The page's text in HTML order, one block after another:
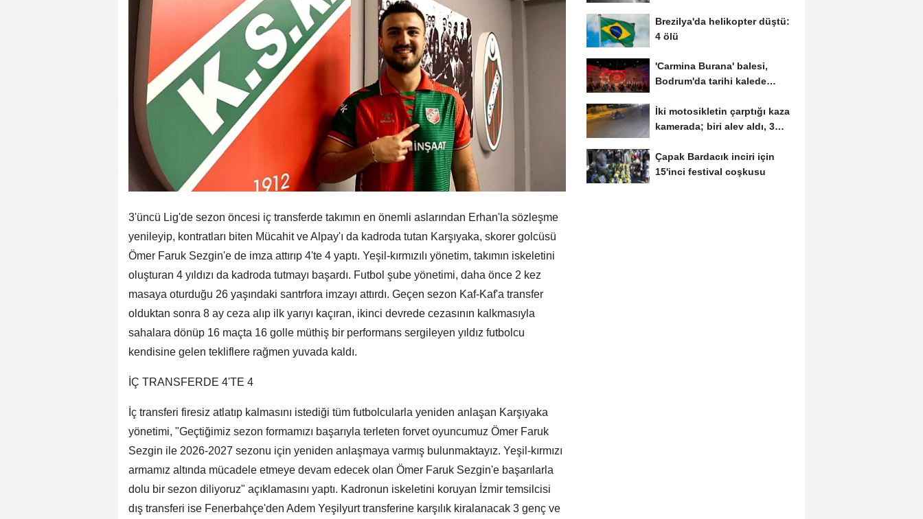
3'üncü Lig'de sezon öncesi iç transferde takımın en önemli aslarından Erhan'la sözleşme
yenileyip, kontratları biten Mücahit ve Alpay'ı da kadroda tutan Karşıyaka, skorer golcüsü
Ömer Faruk Sezgin'e de imza attırıp 4'te 4 yaptı. Yeşil-kırmızılı yönetim, takımın iskeletini
oluşturan 4 yıldızı da kadroda tutmayı başardı. Futbol şube yönetimi, daha önce 2 kez
masaya oturduğu 26 yaşındaki santrfora imzayı attırdı. Geçen sezon Kaf-Kaf'a transfer
olduktan sonra 8 ay ceza alıp ilk yarıyı kaçıran, ikinci devrede cezasının kalkmasıyla
sahalara dönüp 16 maçta 16 golle müthiş bir performans sergileyen yıldız futbolcu
kendisine gelen tekliflere rağmen yuvada kaldı.
İÇ TRANSFERDE 4'TE 4
İç transferi firesiz atlatıp kalmasını istediği tüm futbolcularla yeniden anlaşan Karşıyaka
yönetimi, "Geçtiğimiz sezon formamızı başarıyla terleten forvet oyuncumuz Ömer Faruk
Sezgin ile 2026-2027 sezonu için yeniden anlaşmaya varmış bulunmaktayız. Yeşil-kırmızı
armamız altında mücadele etmeye devam edecek olan Ömer Faruk Sezgin'e başarılarla
dolu bir sezon diliyoruz" açıklamasını yaptı. Kadronun iskeletini koruyan İzmir temsilcisi
dış transferi ise Fenerbahçe'den Adem Yeşilyurt transferine karşılık kiralanacak 3 genç ve
Brezilya'da helikopter düştü:
4 ölü
'Carmina Burana' balesi,
Bodrum'da tarihi kalede
İki motosikletin çarptığı kaza
kamerada; biri alev aldı, 3
Çapak Bardacık inciri için
15'inci festival coşkusu